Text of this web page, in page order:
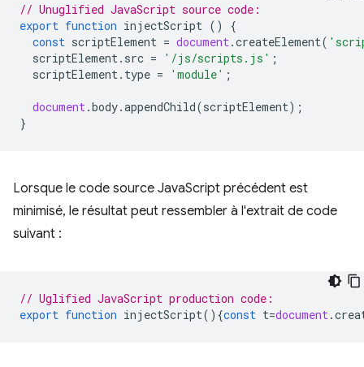
// Unuglified JavaScript source code:
export function injectScript ()
{
const scriptElement = document .createElement(
scriptElement . src = '/js/scripts.js' ;
scriptElement . type = 'module' ;
document .body.appendChild(scriptElement);
}
Lorsque le code source JavaScript précédent est
minimisé, le résultat peut ressembler à l'extrait de code
suivant :
// Uglified JavaScript production code:
export function injectScript(){const t=document .